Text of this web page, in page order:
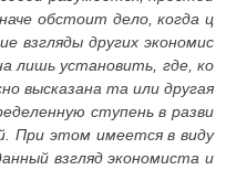
обстоит дело, когда ц
взгляды других экономис
лишь установить, где, ко
высказана та или другая
ступень в разви
При этом имеется в виду
взгляд экономиста и